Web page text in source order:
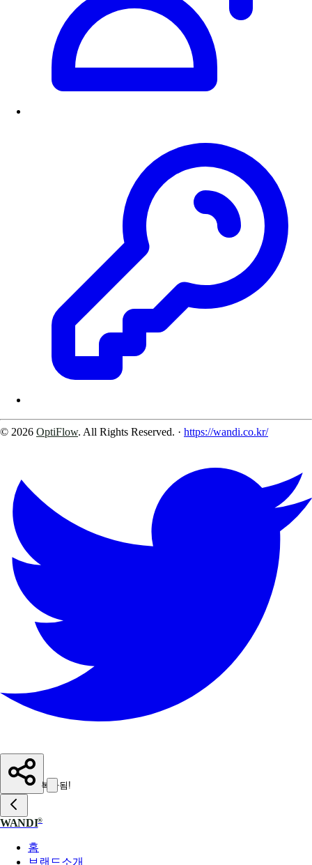
© 2026 OptiFlow. All Rights Reserved. · https://wandi.co.kr/
복사됨!
WANDI®
홈
브랜드소개